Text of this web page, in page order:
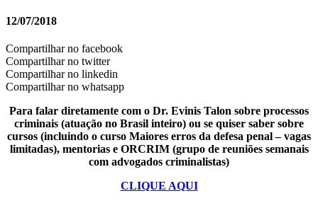
12/07/2018
Compartilhar no facebook
Compartilhar no twitter
Compartilhar no linkedin
Compartilhar no whatsapp
Para falar diretamente com o Dr. Evinis Talon sobre processos
criminais (atuação no Brasil inteiro) ou se quiser saber sobre
cursos (incluindo o curso Maiores erros da defesa penal – vagas
limitadas), mentorias e ORCRIM (grupo de reuniões semanais
com advogados criminalistas)
CLIQUE AQUI